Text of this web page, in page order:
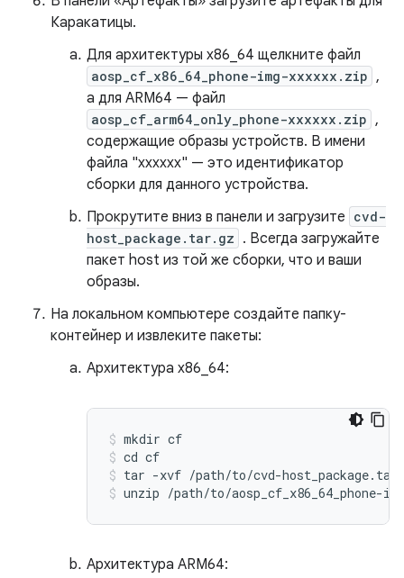
Каракатицы.
Для архитектуры x86_64 щелкните файл
aosp_cf_x86_64_phone-img-xxxxxx.zip ,
а для ARM64 — файл
aosp_cf_arm64_only_phone-xxxxxx.zip ,
содержащие образы устройств. В имени
файла "xxxxxx" — это идентификатор
сборки для данного устройства.
Прокрутите вниз в панели и загрузите cvd-
host_package.tar.gz . Всегда загружайте
пакет host из той же сборки, что и ваши
образы.
На локальном компьютере создайте папку-
контейнер и извлеките пакеты:
Архитектура x86_64:
mkdir cf
cd cf
tar -xvf /path/to/cvd-host_package. tar
unzip /path/to/aosp_cf_x86_64_phone-
Архитектура ARM64: